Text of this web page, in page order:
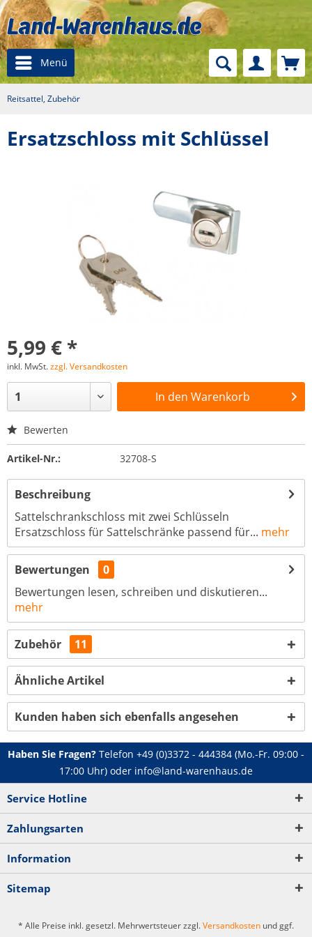
Menü
Reitsattel, Zubehör
Ersatzschloss mit Schlüssel
5,99 € *
inkl. MwSt.zzgl. Versandkosten
In den Warenkorb
Bewerten
Artikel-Nr.: 32708-S
Beschreibung
Sattelschrankschloss mit zwei Schlüsseln
Ersatzschloss für Sattelschränke passend für... mehr
Bewertungen
0
Bewertungen lesen, schreiben und diskutieren...
mehr
Zubehör 11
Ähnliche Artikel
Kunden haben sich ebenfalls angesehen
Haben Sie Fragen? Telefon +49 (0)3372 - 444384 (Mo.-Fr. 09:00 -
17:00 Uhr) oder info@land-warenhaus.de
Service Hotline
Zahlungsarten
Information
Sitemap
* Alle Preise inkl. gesetzl. Mehrwertsteuer zzgl.Versandkosten und ggf.